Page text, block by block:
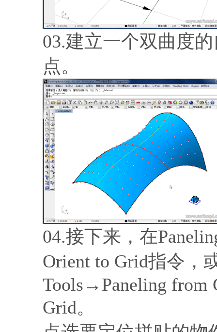
03.建立一个双曲度
点。
04.接下来，在
Orient to Grid指令，
Tools→Paneling from
Grid。